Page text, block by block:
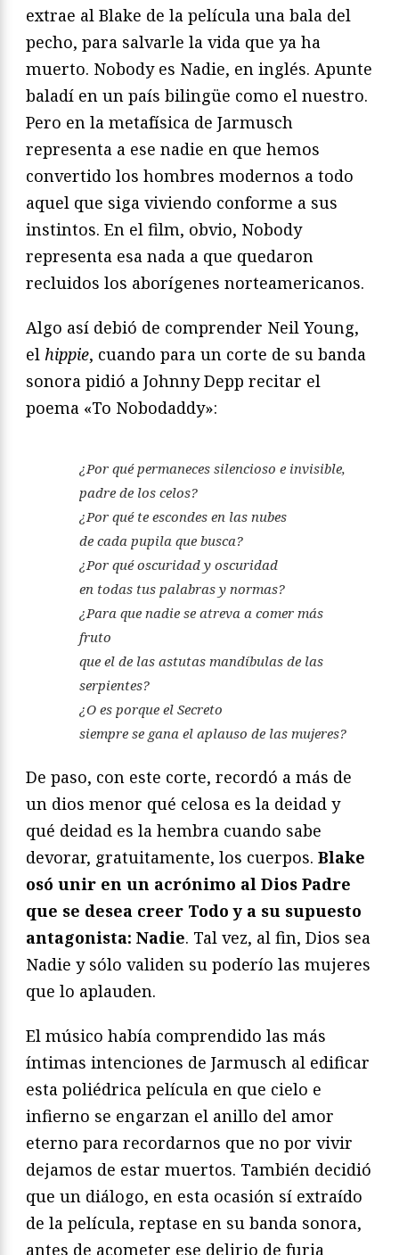
extrae al Blake de la película una bala del
pecho, para salvarle la vida que ya ha
muerto. Nobody es Nadie, en inglés. Apunte
baladí en un país bilingüe como el nuestro.
Pero en la metafísica de Jarmusch
representa a ese nadie en que hemos
convertido los hombres modernos a todo
aquel que siga viviendo conforme a sus
instintos. En el film, obvio, Nobody
representa esa nada a que quedaron
recluidos los aborígenes norteamericanos.
Algo así debió de comprender Neil Young,
el hippie, cuando para un corte de su banda
sonora pidió a Johnny Depp recitar el
poema «To Nobodaddy»:
¿Por qué permaneces silencioso e invisible,
padre de los celos?
¿Por qué te escondes en las nubes
de cada pupila que busca?
¿Por qué oscuridad y oscuridad
en todas tus palabras y normas?
¿Para que nadie se atreva a comer más
fruto
que el de las astutas mandíbulas de las
serpientes?
¿O es porque el Secreto
siempre se gana el aplauso de las mujeres?
De paso, con este corte, recordó a más de
un dios menor qué celosa es la deidad y
qué deidad es la hembra cuando sabe
devorar, gratuitamente, los cuerpos. Blake
osó unir en un acrónimo al Dios Padre
que se desea creer Todo y a su supuesto
antagonista: Nadie. Tal vez, al fin, Dios sea
Nadie y sólo validen su poderío las mujeres
que lo aplauden.
El músico había comprendido las más
íntimas intenciones de Jarmusch al edificar
esta poliédrica película en que cielo e
infierno se engarzan el anillo del amor
eterno para recordarnos que no por vivir
dejamos de estar muertos. También decidió
que un diálogo, en esta ocasión sí extraído
de la película, reptase en su banda sonora,
antes de acometer ese delirio de furia